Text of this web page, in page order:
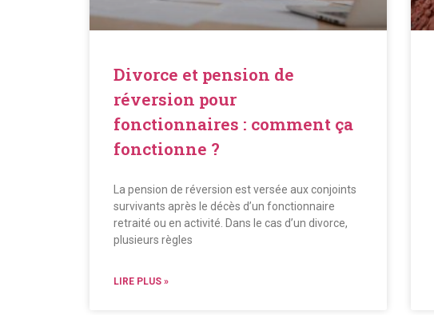
Divorce et pension de
réversion pour
fonctionnaires : comment ça
fonctionne ?
La pension de réversion est versée aux conjoints
survivants après le décès d’un fonctionnaire
retraité ou en activité. Dans le cas d’un divorce,
plusieurs règles
LIRE PLUS »